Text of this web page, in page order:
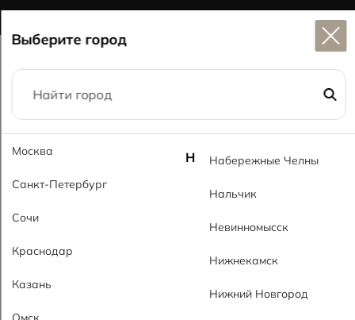
Главная Каталог
20x120
Оскар-Вуд кремовый MT Oscar-Wood Cream MT
Выберите город
Москва
Санкт-Петербург
Сочи
Краснодар
Казань
Н Набережные Челны
Нальчик
Невинномысск
Нижнекамск
Нижний Новгород